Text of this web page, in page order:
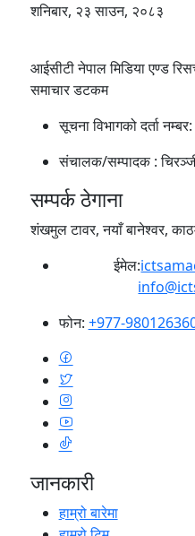
शनिबार, २३ साउन, २०८३
आईसीटी नेपाल मिडिया एण्ड
समाचार डटकम
सूचना विभागको दर्ता नम्बर:
संचालक/सम्पादक :
सम्पर्क ठेगाना
शंखमुल टावर, नयाँ बानेश्वर,
ईमेल:
फोन: +977-
जानकारी
हाम्रो बारेमा